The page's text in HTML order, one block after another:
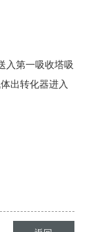
入第一吸收塔吸
出转化器进入